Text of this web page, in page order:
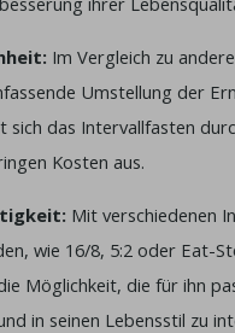
Im Vergleich zu
Umstellung der
sich das Intervallfasten
Kosten aus.
Mit verschiedenen
wie 16/8, 5:2 oder Eat-
Möglichkeit, die für ihn
in seinen Lebensstil zu